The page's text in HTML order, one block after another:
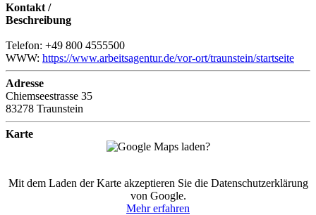
Kontakt /
Beschreibung
Telefon: +49 800 4555500
WWW: https://www.arbeitsagentur.de/vor-ort/traunstein/startseite
Adresse
Chiemseestrasse 35
83278 Traunstein
Karte
Mit dem Laden der Karte akzeptieren Sie die Datenschutzerklärung
von Google.
Mehr erfahren